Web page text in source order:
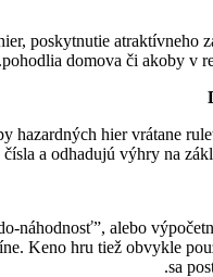
poskytnutie atraktívneho
pohodlia domova či akoby v
hazardných hier vrátane
a odhadujú výhry na
náhodnosť”, alebo
Keno hru tiež obvykle
sa